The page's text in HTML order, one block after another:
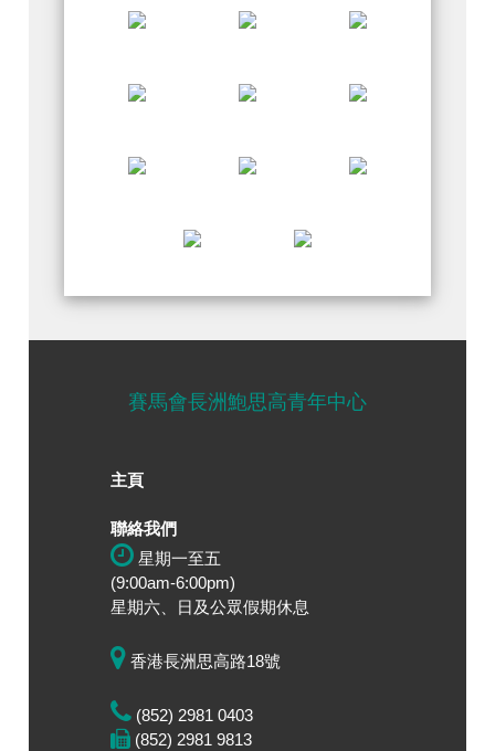
賽馬會長洲鮑思高青年中心
主頁
聯絡我們
星期一至五
(9:00am-6:00pm)
星期六、日及公眾假期休息
香港長洲思高路18號
(852) 2981 0403
(852) 2981 9813